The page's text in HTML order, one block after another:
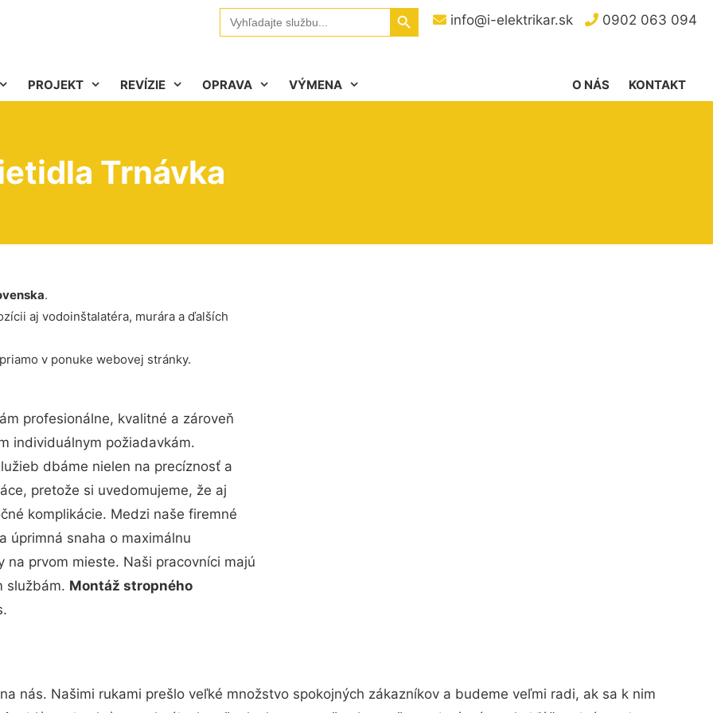
info@i-elektrikar.sk 0902 063 094
Search
for:
Search Button
PROJEKT REVÍZIE OPRAVA VÝMENA KONTAKT
O NÁS
Trnávka
.
aj vodoinštalatéra, murára a ďalších
v ponuke webovej stránky.
profesionálne, kvalitné a zároveň
individuálnym požiadavkám.
dbáme nielen na precíznosť a
pretože si uvedomujeme, že aj
komplikácie. Medzi naše firemné
úprimná snaha o maximálnu
prvom mieste. Naši pracovníci majú
službám. Montáž stropného
nás. Našimi rukami prešlo veľké množstvo spokojných zákazníkov a budeme veľmi radi, ak sa k nim